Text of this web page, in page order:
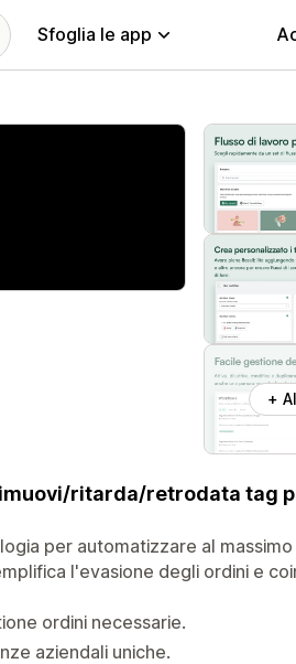
Sfoglia le app
+
ritarda/retrodata tag
per automatizzare al
l'evasione degli ordini e
ordini necessarie.
aziendali uniche.